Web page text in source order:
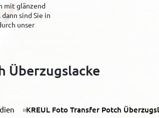
mit glänzend
sind Sie in
unser
Überzugslacke
KREUL Foto Transfer Potch